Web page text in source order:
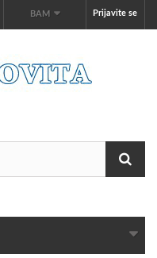
Prijavite se
BAM